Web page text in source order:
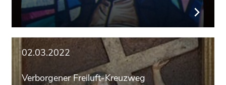
02.03.2022
Verborgener Freiluft-Kreuzweg